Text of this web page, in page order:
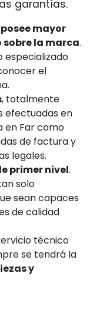
garantías.
mayor
la marca.
especializado
el
, totalmente
efectuadas en
en Far como
de factura y
legales.
primer nivel.
solo
sean capaces
de calidad
técnico
se tendrá la
y